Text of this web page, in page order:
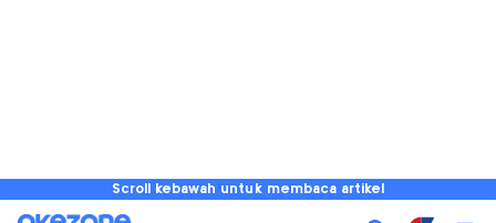
Scroll kebawah untuk membaca artikel